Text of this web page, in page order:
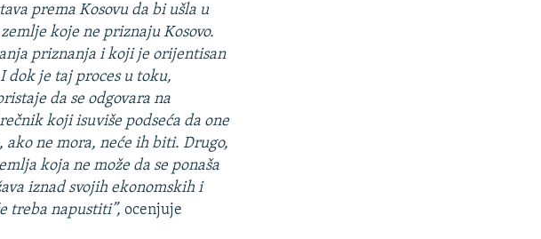
prema Kosovu da bi ušla u
koje ne priznaju Kosovo.
priznanja i koji je orijentisan
dok je taj proces u toku,
da se odgovara na
koji isuviše podseća da one
ako ne mora, neće ih biti. Drugo,
koja ne može da se ponaša
iznad svojih ekonomskih i
treba napustiti”,ocenjuje